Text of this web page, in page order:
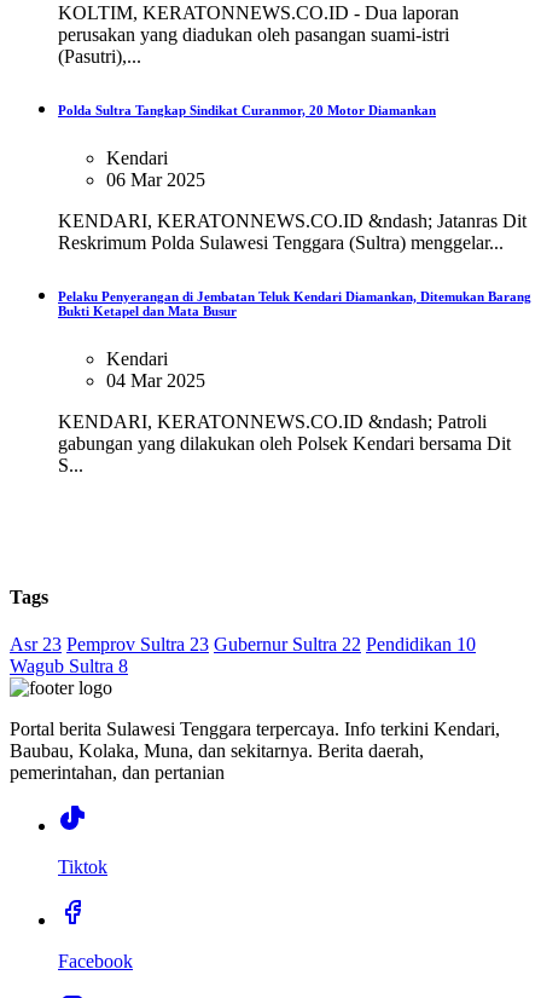
KOLTIM, KERATONNEWS.CO.ID - Dua laporan
perusakan yang diadukan oleh pasangan suami-istri
(Pasutri),...
Polda Sultra Tangkap Sindikat Curanmor, 20 Motor Diamankan
Kendari
06 Mar 2025
KENDARI, KERATONNEWS.CO.ID &ndash; Jatanras Dit
Reskrimum Polda Sulawesi Tenggara (Sultra) menggelar...
Pelaku Penyerangan di Jembatan Teluk Kendari Diamankan, Ditemukan Barang
Bukti Ketapel dan Mata Busur
Kendari
04 Mar 2025
KENDARI, KERATONNEWS.CO.ID &ndash; Patroli
gabungan yang dilakukan oleh Polsek Kendari bersama Dit
S...
Tags
Asr 23 Pemprov Sultra 23 Gubernur Sultra 22 Pendidikan 10
Wagub Sultra 8
Portal berita Sulawesi Tenggara terpercaya. Info terkini Kendari,
Baubau, Kolaka, Muna, dan sekitarnya. Berita daerah,
pemerintahan, dan pertanian
Tiktok
Facebook